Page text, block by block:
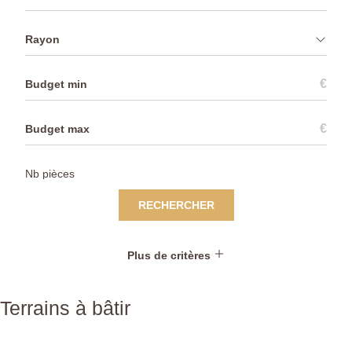
Rayon
€
€
RECHERCHER
Plus de critères
Terrains à bâtir